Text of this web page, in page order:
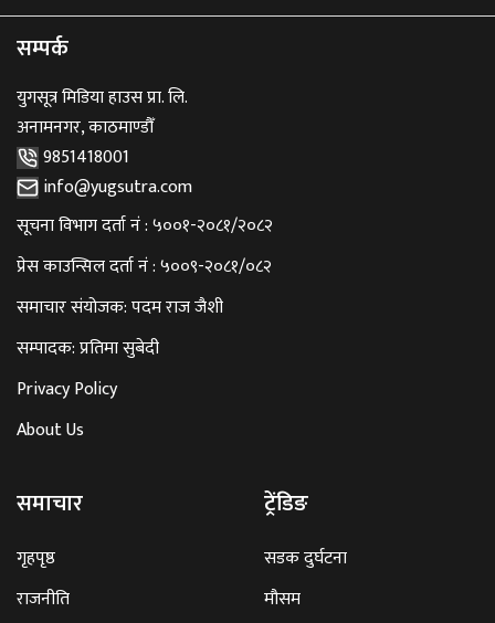
सम्पर्क
युगसूत्र मिडिया हाउस प्रा. लि.
अनामनगर, काठमाण्डौँ
9851418001
info@yugsutra.com
सूचना विभाग दर्ता नं : ५००१-२०८१/२०८२
प्रेस काउन्सिल दर्ता नं : ५००९-२०८१/०८२
समाचार संयोजक: पदम राज जैशी
सम्पादक: प्रतिमा सुबेदी
Privacy Policy
About Us
समाचार
गृहपृष्ठ
राजनीति
ट्रेंडिङ
सडक दुर्घटना
मौसम